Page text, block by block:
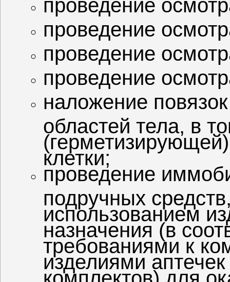
проведение
проведение
проведение
проведение
наложение
областей тела, в
клетки;
проведение
подручных
использованием
назначения (в
требованиями к
изделиями
комплектов) для